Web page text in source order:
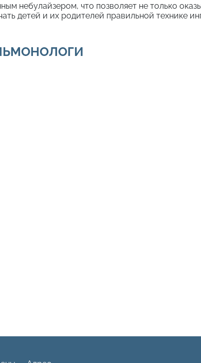
небулайзером, что позволяет не только
детей и их родителей правильной технике